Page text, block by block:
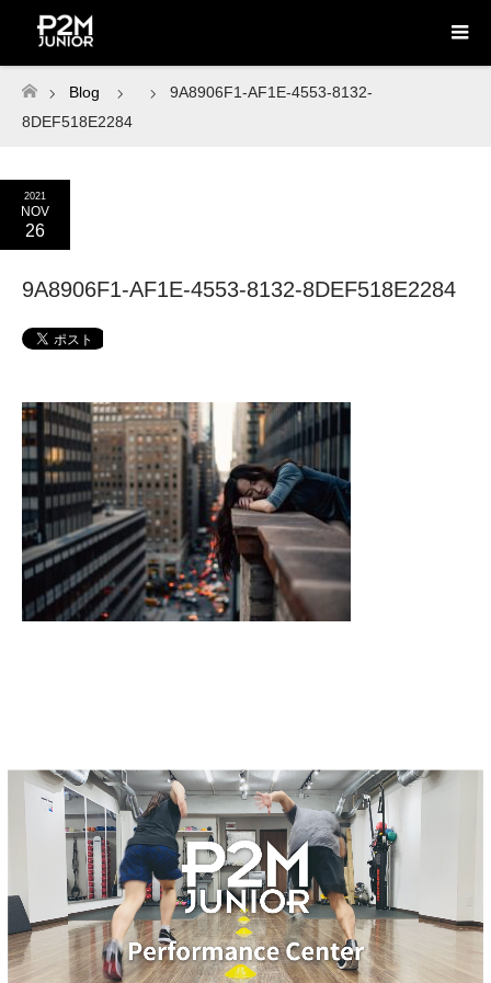
ホーム
Blog
9A8906F1-AF1E-4553-8132-
8DEF518E2284
2021
NOV
26
9A8906F1-AF1E-4553-8132-8DEF518E2284